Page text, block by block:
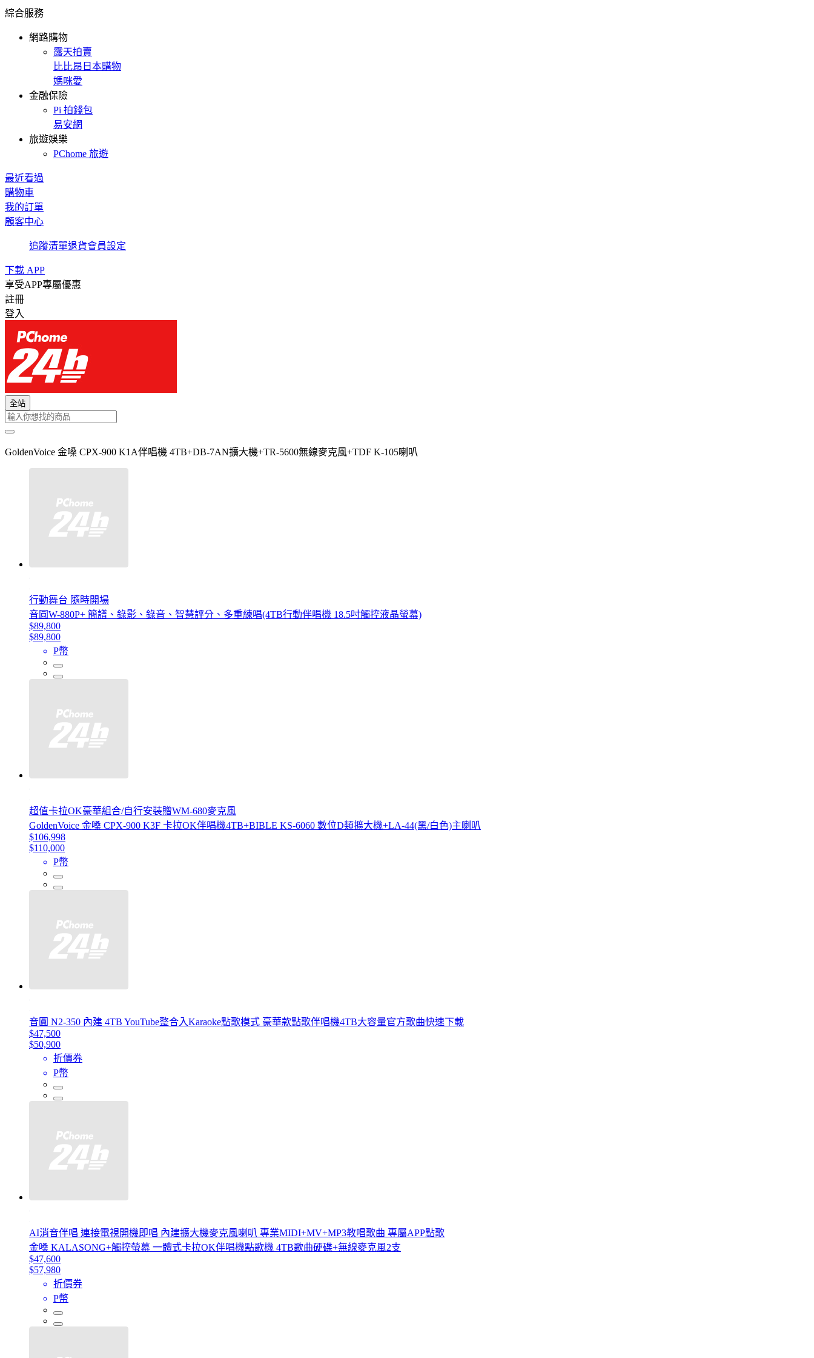
綜合服務
網路購物
露天拍賣
比比昂日本購物
媽咪愛
金融保險
Pi 拍錢包
易安網
旅遊娛樂
PChome 旅遊
最近看過
購物車
我的訂單
顧客中心
追蹤清單退貨會員設定
下載 APP
享受APP專屬優惠
註冊
登入
全站
GoldenVoice 金嗓 CPX-900 K1A伴唱機 4TB+DB-7AN擴大機+TR-5600無線麥克風+TDF K-105喇叭
行動舞台 隨時開場
音圓W-880P+ 簡譜、錄影、錄音、智慧評分、多重練唱(4TB行動伴唱機 18.5吋觸控液晶螢幕)
$89,800
$89,800
P幣
超值卡拉OK豪華組合/自行安裝贈WM-680麥克風
GoldenVoice 金嗓 CPX-900 K3F 卡拉OK伴唱機4TB+BIBLE KS-6060 數位D類擴大機+LA-44(黑/白色)主喇叭
$106,998
$110,000
P幣
音圓 N2-350 內建 4TB YouTube整合入Karaoke點歌模式 豪華款點歌伴唱機4TB大容量官方歌曲快速下載
$47,500
$50,900
折價券
P幣
AI消音伴唱 連接電視開機即唱 內建擴大機麥克風喇叭 專業MIDI+MV+MP3教唱歌曲 專屬APP點歌
金嗓 KALASONG+觸控螢幕 一體式卡拉OK伴唱機點歌機 4TB歌曲硬碟+無線麥克風2支
$47,600
$57,980
折價券
P幣